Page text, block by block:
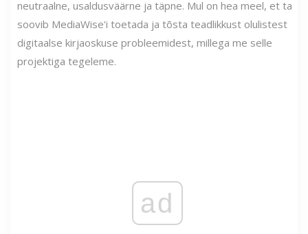
neutraalne, usaldusväärne ja täpne. Mul on hea meel, et ta
soovib MediaWise'i toetada ja tõsta teadlikkust olulistest
digitaalse kirjaoskuse probleemidest, millega me selle
projektiga tegeleme.
ad